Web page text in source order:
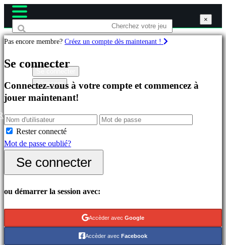
Jeux
Célèbres
Nouveautés
Free
to
Catégories
Jeux
de
S'inscrire
×
Pas encore membre? Créez un compte dès maintenant !
Se connecter
Connectez-vous à votre compte et commencez à
jouer maintenant!
Rester connecté
Mot de passe oublié?
Se connecter
ou démarrer la session avec:
Accèder avec Google
Accèder avec Facebook
×
×